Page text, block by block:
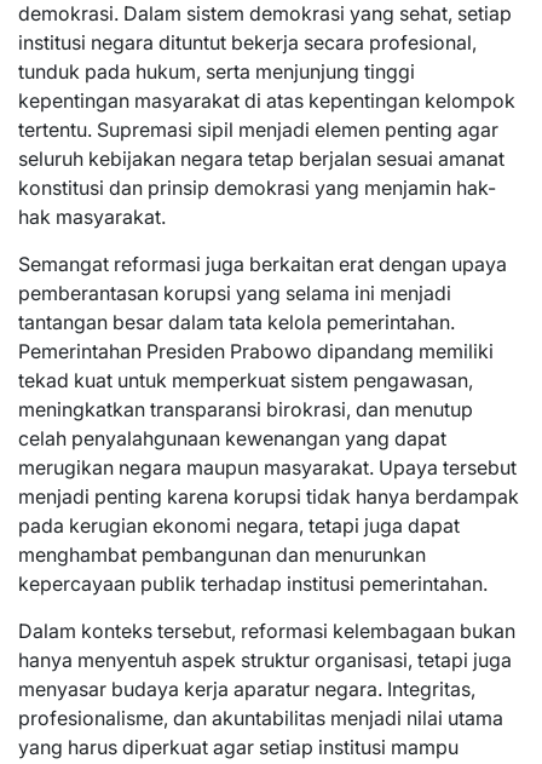
demokrasi. Dalam sistem demokrasi yang sehat, setiap
institusi negara dituntut bekerja secara profesional,
tunduk pada hukum, serta menjunjung tinggi
kepentingan masyarakat di atas kepentingan kelompok
tertentu. Supremasi sipil menjadi elemen penting agar
seluruh kebijakan negara tetap berjalan sesuai amanat
konstitusi dan prinsip demokrasi yang menjamin hak-
hak masyarakat.
Semangat reformasi juga berkaitan erat dengan upaya
pemberantasan korupsi yang selama ini menjadi
tantangan besar dalam tata kelola pemerintahan.
Pemerintahan Presiden Prabowo dipandang memiliki
tekad kuat untuk memperkuat sistem pengawasan,
meningkatkan transparansi birokrasi, dan menutup
celah penyalahgunaan kewenangan yang dapat
merugikan negara maupun masyarakat. Upaya tersebut
menjadi penting karena korupsi tidak hanya berdampak
pada kerugian ekonomi negara, tetapi juga dapat
menghambat pembangunan dan menurunkan
kepercayaan publik terhadap institusi pemerintahan.
Dalam konteks tersebut, reformasi kelembagaan bukan
hanya menyentuh aspek struktur organisasi, tetapi juga
menyasar budaya kerja aparatur negara. Integritas,
profesionalisme, dan akuntabilitas menjadi nilai utama
yang harus diperkuat agar setiap institusi mampu